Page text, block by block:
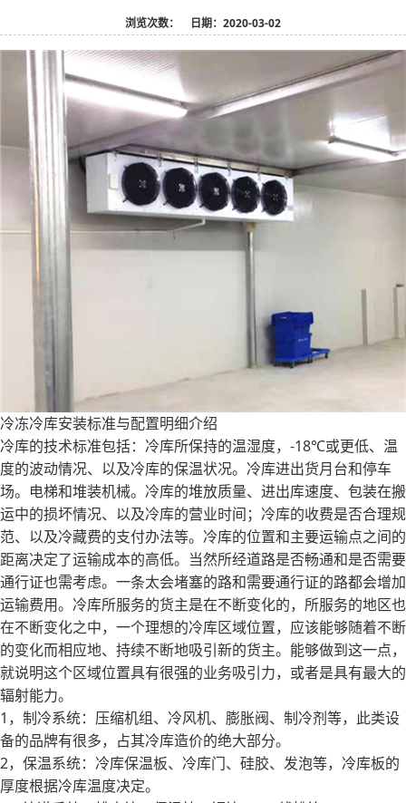
浏览次数： 日期：2020-03-02
冷冻冷库安装标准与配置明细介绍
冷库的技术标准包括：冷库所保持的温湿度，-18℃或更低、温
度的波动情况、以及冷库的保温状况。冷库进出货月台和停车
场。电梯和堆装机械。冷库的堆放质量、进出库速度、包装在搬
运中的损坏情况、以及冷库的营业时间；冷库的收费是否合理规
范、以及冷藏费的支付办法等。冷库的位置和主要运输点之间的
距离决定了运输成本的高低。当然所经道路是否畅通和是否需要
通行证也需考虑。一条太会堵塞的路和需要通行证的路都会增加
运输费用。冷库所服务的货主是在不断变化的，所服务的地区也
在不断变化之中，一个理想的冷库区域位置，应该能够随着不断
的变化而相应地、持续不断地吸引新的货主。能够做到这一点，
就说明这个区域位置具有很强的业务吸引力，或者是具有最大的
辐射能力。
1，制冷系统：压缩机组、冷风机、膨胀阀、制冷剂等，此类设
备的品牌有很多，占其冷库造价的绝大部分。
2，保温系统：冷库保温板、冷库门、硅胶、发泡等，冷库板的
厚度根据冷库温度决定。